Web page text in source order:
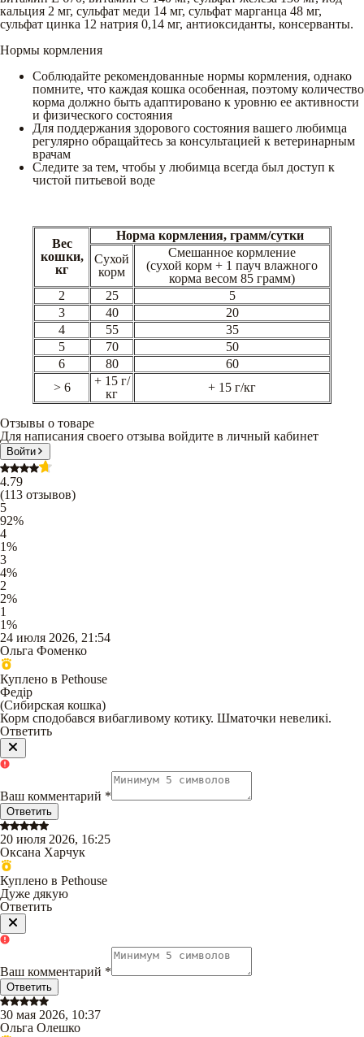
кальция 2 мг, сульфат меди 14 мг, сульфат марганца 48 мг,
сульфат цинка 12 натрия 0,14 мг, антиоксиданты, консерванты.
Нормы кормления
Соблюдайте рекомендованные нормы кормления, однако
помните, что каждая кошка особенная, поэтому количество
корма должно быть адаптировано к уровню ее активности
и физического состояния
Для поддержания здорового состояния вашего любимца
регулярно обращайтесь за консультацией к ветеринарным
врачам
Следите за тем, чтобы у любимца всегда был доступ к
чистой питьевой воде
Вес
кошки,
кг
Норма кормления, грамм/сутки
Сухой
корм
Смешанное кормление
(сухой корм + 1 пауч влажного
корма весом 85 грамм)
2
25
5
3
40
20
4
55
35
5
70
50
6
80
60
> 6
+ 15 г/
кг
+ 15 г/кг
Отзывы о товаре
Для написания своего отзыва войдите в личный кабинет
Войти
4.79
(113 отзывов)
5
92%
4
1%
3
4%
2
2%
1
1%
24 июля 2026, 21:54
Ольга Фоменко
Куплено в Pethouse
Федір
(Сибирская кошка)
Корм сподобався вибагливому котику. Шматочки невеликі.
Ответить
Ваш комментарий *
Ответить
20 июля 2026, 16:25
Оксана Харчук
Куплено в Pethouse
Дуже дякую
Ответить
Ваш комментарий *
Ответить
30 мая 2026, 10:37
Ольга Олешко